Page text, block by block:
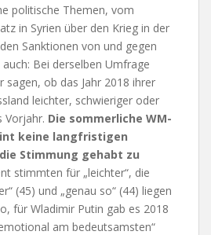
politische Themen, vom
in Syrien über den Krieg in der
Sanktionen von und gegen
Bei derselben Umfrage
sagen, ob das Jahr 2018 ihrer
leichter, schwieriger oder
Vorjahr. Die sommerliche WM-
keine langfristigen
Stimmung gehabt zu
stimmten für „leichter“, die
(45) und „genau so“ (44) liegen
für Wladimir Putin gab es 2018
am bedeutsamsten“